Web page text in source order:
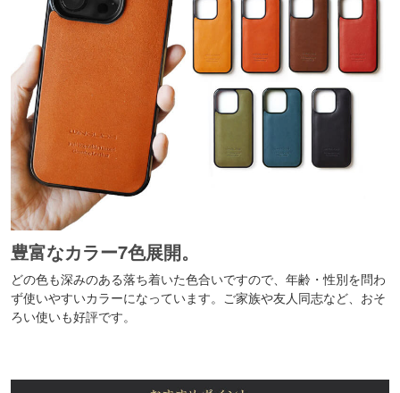
豊富なカラー7色展開。
どの色も深みのある落ち着いた色合いですので、年齢・性別を問わ
ず使いやすいカラーになっています。ご家族や友人同志など、おそ
ろい使いも好評です。